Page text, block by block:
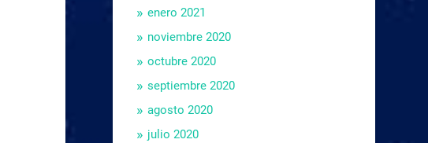
enero 2021
noviembre 2020
octubre 2020
septiembre 2020
agosto 2020
julio 2020